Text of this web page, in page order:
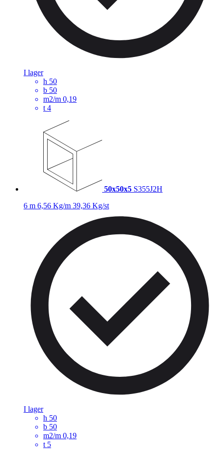
I lager
h 50
b 50
m2/m 0,19
t 4
50x50x5 S355J2H
6 m 6,56 Kg/m 39,36 Kg/st
I lager
h 50
b 50
m2/m 0,19
t 5